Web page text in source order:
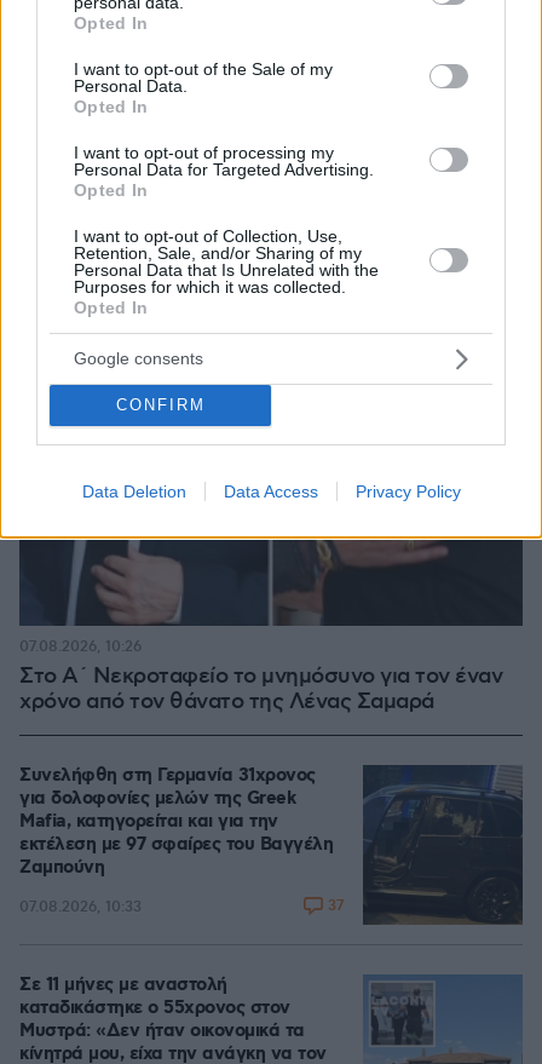
grant or deny consent to Google and its third-party tags to
use your data for below specified purposes in below Google
consent section.
Opted In
I want to opt-out of the Sale of my
Personal Data.
Opted In
I want to opt-out of processing my
Personal Data for Targeted Advertising.
Opted In
I want to opt-out of Collection, Use,
Retention, Sale, and/or Sharing of my
Personal Data that Is Unrelated with the
Purposes for which it was collected.
Opted In
Google consents
CONFIRM
Data Deletion Data Access Privacy Policy
υιοθέτησαν τον Αφγανό στη Λέσβο - Η αρχική
εκδοχή για το φονικό στην Κυψέλη και η σιωπή
στην απολογία
Στο Α΄ Νεκροταφείο το μνημόσυνο για τον έναν
χρόνο από τον θάνατο της Λένας Σαμαρά
07.08.2026, 10:26
Συνελήφθη στη Γερμανία 31χρονος
για δολοφονίες μελών της Greek
Mafia, κατηγορείται και για την
εκτέλεση με 97 σφαίρες του Βαγγέλη
Ζαμπούνη
07.08.2026, 10:33 37
Σε 11 μήνες με αναστολή
καταδικάστηκε ο 55χρονος στον
Μυστρά: «Δεν ήταν οικονομικά τα
κίνητρά μου, είχα την ανάγκη να τον